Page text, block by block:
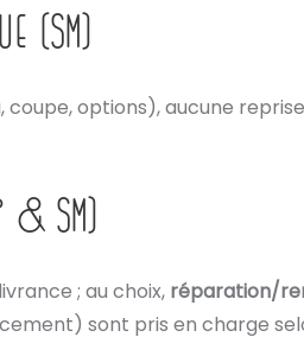
(SM)
coupe, options), aucune
& SM)
; au choix, réparation/
sont pris en charge